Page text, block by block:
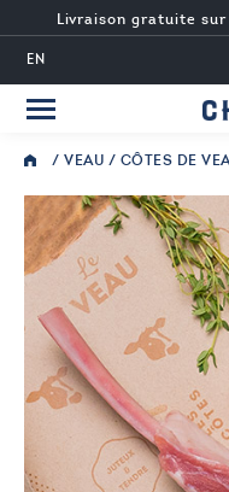
EN
Livraison gratuite
/VEAU / CÔTES DE